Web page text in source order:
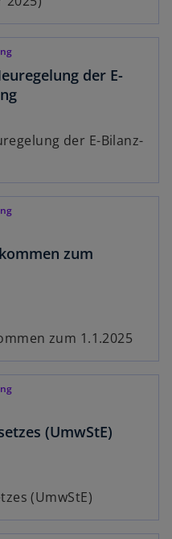
der E-
der E-Bilanz-
zum
zum 1.1.2025
(UmwStE)
(UmwStE)